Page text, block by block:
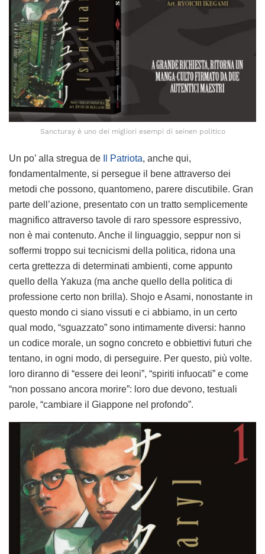
Sancturay è uno dei migliori esempi di seinen politico
Un po’ alla stregua de Il Patriota, anche qui,
fondamentalmente, si persegue il bene attraverso dei
metodi che possono, quantomeno, parere discutibile. Gran
parte dell’azione, presentato con un tratto semplicemente
magnifico attraverso tavole di raro spessore espressivo,
non è mai contenuto. Anche il linguaggio, seppur non si
soffermi troppo sui tecnicismi della politica, ridona una
certa grettezza di determinati ambienti, come appunto
quello della Yakuza (ma anche quello della politica di
professione certo non brilla). Shojo e Asami, nonostante in
questo mondo ci siano vissuti e ci abbiamo, in un certo
qual modo, “sguazzato” sono intimamente diversi: hanno
un codice morale, un sogno concreto e obbiettivi futuri che
tentano, in ogni modo, di perseguire. Per questo, più volte.
loro diranno di “essere dei leoni”, “spiriti infuocati” e come
“non possano ancora morire”: loro due devono, testuali
parole, “cambiare il Giappone nel profondo”.